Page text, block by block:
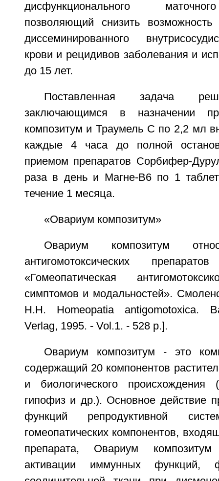
дисфункционального
позволяющий снизить возможность
диссеминированного
крови и рецидивов заболевания и
до 15 лет.
Поставленная задача
заключающимся в назначении
композитум и Траумель С по 2,2 мл
каждые 4 часа до полной
приемом препаратов Сорбифер-
раза в день и Магне-В6 по 1
течение 1 месяца.
«Овариум композитум»
Овариум композитум
антигомотоксических
«Гомеопатическая
симптомов и модальностей».
H.H. Homeopatia antigomotoxica.
Verlag, 1995. - Vol.1. - 528 p.].
Овариум композитум - это
содержащий 20 компонентов
и биологического происхождения
гипофиз и др.). Основное действие
функций репродуктивной
гомеопатических компонентов,
препарата, Овариум
активации иммунных функций,